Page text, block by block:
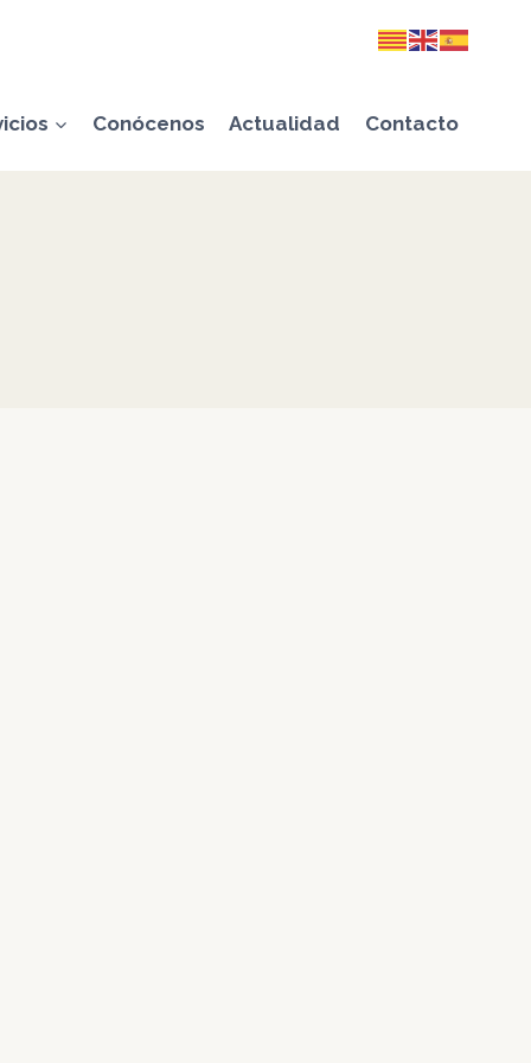
Conócenos Actualidad Contacto